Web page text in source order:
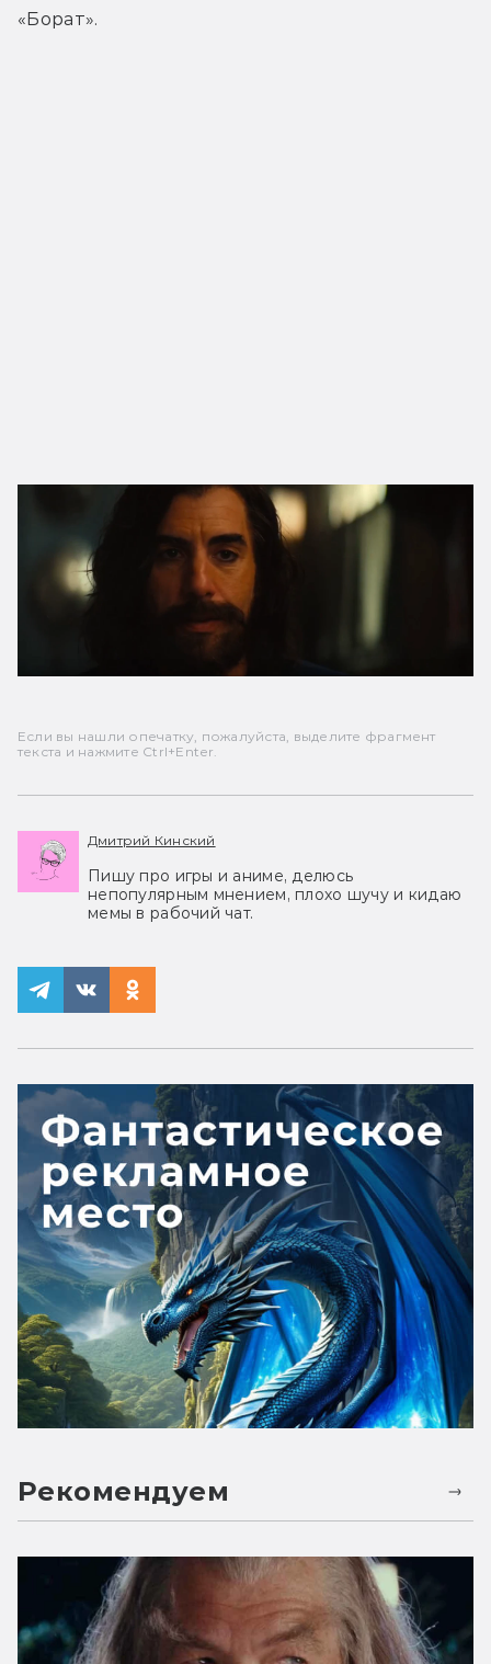
«Борат».
Если вы нашли опечатку, пожалуйста, выделите фрагмент
текста и нажмите Ctrl+Enter.
Дмитрий Кинский
Пишу про игры и аниме, делюсь
непопулярным мнением, плохо шучу и кидаю
мемы в рабочий чат.
Рекомендуем